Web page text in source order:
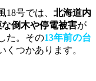
号では、 北海道内
な倒木や停電被害が
た。その13年前の台
くつかあります。